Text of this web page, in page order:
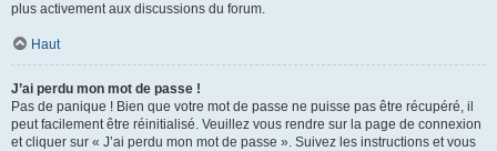
plus activement aux discussions du forum.
Haut
J’ai perdu mon mot de passe !
Pas de panique ! Bien que votre mot de passe ne puisse pas être récupéré, il
peut facilement être réinitialisé. Veuillez vous rendre sur la page de connexion
et cliquer sur « J’ai perdu mon mot de passe ». Suivez les instructions et vous